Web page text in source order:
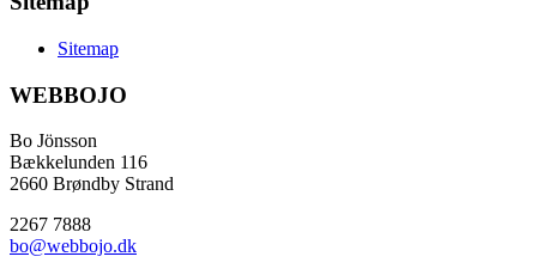
Sitemap
WEBBOJO
Bo Jönsson
Bækkelunden 116
2660 Brøndby Strand
2267 7888
bo@webbojo.dk